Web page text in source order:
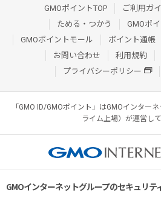
GMOポイントTOP ご利用ガ
ためる・つかう
GMOポ
GMOポイントモール
ポイント通帳
お問い合わせ
利用規約
プライバシーポリシー
「GMO ID/GMOポイント」はGMOインター
ライム上場）が運営して
GMOインターネットグループのセキュリテ